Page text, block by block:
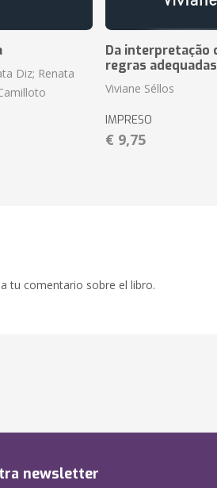
Diz; Renata
Da interpretação
regras
Viviane Séllos
IMPRESO
€ 9,75
tu comentario sobre el libro.
newsletter